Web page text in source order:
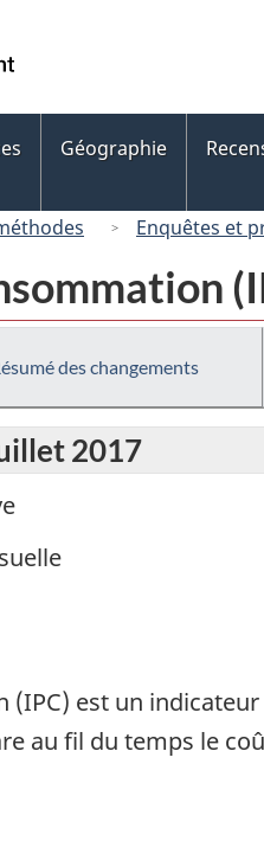
CanadaGéographie
Enquêtes et
des changements
2017
est un
au fil du temps le